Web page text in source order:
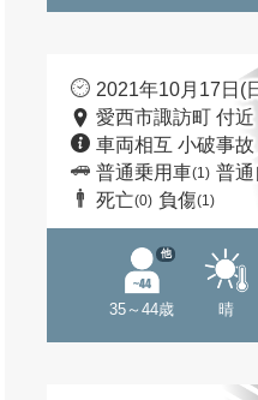
2021年10月17日(
愛西市諏訪町 付近
車両相互 小破事故
普通乗用車(1) 普
死亡(0) 負傷(1)
35～44歳
他
晴